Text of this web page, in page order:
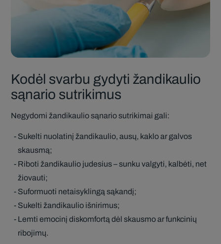
Kodėl svarbu gydyti žandikaulio
sąnario sutrikimus
Negydomi žandikaulio sąnario sutrikimai gali:
Sukelti nuolatinį žandikaulio, ausų, kaklo ar galvos
skausmą;
Riboti žandikaulio judesius – sunku valgyti, kalbėti, net
žiovauti;
Suformuoti netaisyklingą sąkandį;
Sukelti žandikaulio išnirimus;
Lemti emocinį diskomfortą dėl skausmo ar funkcinių
ribojimų.